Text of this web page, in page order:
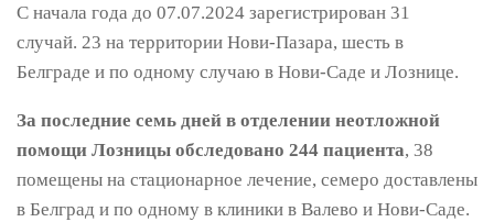
С начала года до 07.07.2024 зарегистрирован 31
случай. 23 на территории Нови-Пазара, шесть в
Белграде и по одному случаю в Нови-Саде и Лознице.
За последние семь дней в отделении неотложной
помощи Лозницы обследовано 244 пациента, 38
помещены на стационарное лечение, семеро доставлены
в Белград и по одному в клиники в Валево и Нови-Саде.